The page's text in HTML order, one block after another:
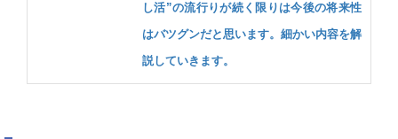
し活”の流行りが続く限りは今後の将来性
はバツグンだと思います。細かい内容を解
説していきます。